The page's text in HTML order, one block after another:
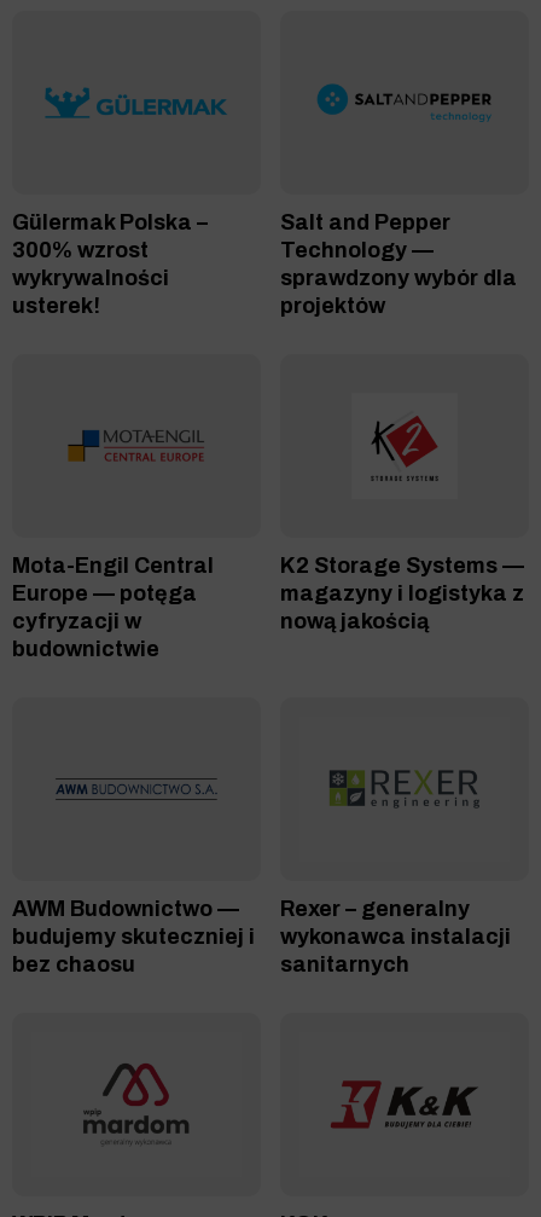
Gülermak Polska –
300% wzrost
wykrywalności
usterek!
Salt and Pepper
Technology —
sprawdzony wybór dla
projektów
Mota-Engil Central
Europe — potęga
cyfryzacji w
budownictwie
K2 Storage Systems —
magazyny i logistyka z
nową jakością
AWM Budownictwo —
budujemy skuteczniej i
bez chaosu
Rexer – generalny
wykonawca instalacji
sanitarnych